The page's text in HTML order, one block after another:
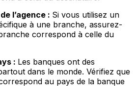
l’agence : Si vous utilisez un
à une branche, assurez-
correspond à celle du
: Les banques ont des
dans le monde. Vérifiez que
au pays de la banque